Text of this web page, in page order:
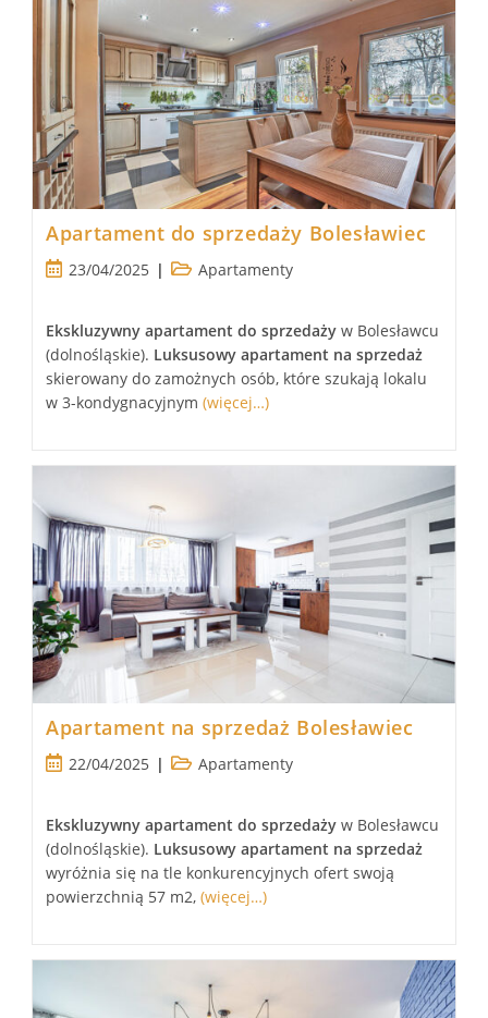
Apartament do sprzedaży Bolesławiec
Post23/04/2025
PostApartamenty
Ekskluzywny apartament do sprzedaży w Bolesławcu
(dolnośląskie). Luksusowy apartament na sprzedaż
skierowany do zamożnych osób, które szukają lokalu
w 3-kondygnacyjnym(więcej…)
Apartament na sprzedaż Bolesławiec
Post22/04/2025
PostApartamenty
Ekskluzywny apartament do sprzedaży w Bolesławcu
(dolnośląskie). Luksusowy apartament na sprzedaż
wyróżnia się na tle konkurencyjnych ofert swoją
powierzchnią 57 m2,(więcej…)